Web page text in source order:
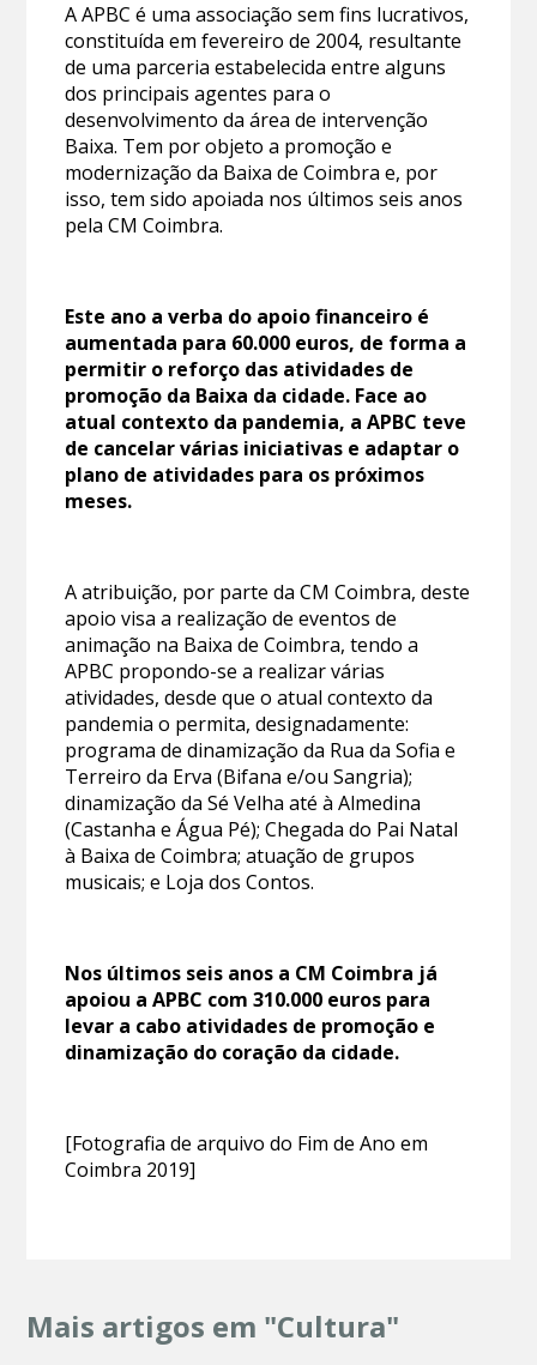
A APBC é uma associação sem fins lucrativos,
constituída em fevereiro de 2004, resultante
de uma parceria estabelecida entre alguns
dos principais agentes para o
desenvolvimento da área de intervenção
Baixa. Tem por objeto a promoção e
modernização da Baixa de Coimbra e, por
isso, tem sido apoiada nos últimos seis anos
pela CM Coimbra.
Este ano a verba do apoio financeiro é
aumentada para 60.000 euros, de forma a
permitir o reforço das atividades de
promoção da Baixa da cidade. Face ao
atual contexto da pandemia, a APBC teve
de cancelar várias iniciativas e adaptar o
plano de atividades para os próximos
meses.
A atribuição, por parte da CM Coimbra, deste
apoio visa a realização de eventos de
animação na Baixa de Coimbra, tendo a
APBC propondo-se a realizar várias
atividades, desde que o atual contexto da
pandemia o permita, designadamente:
programa de dinamização da Rua da Sofia e
Terreiro da Erva (Bifana e/ou Sangria);
dinamização da Sé Velha até à Almedina
(Castanha e Água Pé); Chegada do Pai Natal
à Baixa de Coimbra; atuação de grupos
musicais; e Loja dos Contos.
Nos últimos seis anos a CM Coimbra já
apoiou a APBC com 310.000 euros para
levar a cabo atividades de promoção e
dinamização do coração da cidade.
[Fotografia de arquivo do Fim de Ano em
Coimbra 2019]
Mais artigos em "Cultura"